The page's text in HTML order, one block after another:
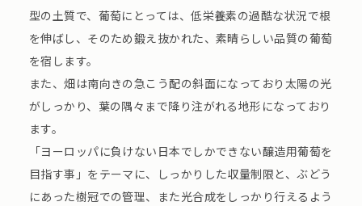
型の土質で、葡萄にとっては、低栄養素の過酷な状況で根
を伸ばし、そのため鍛え抜かれた、素晴らしい品質の葡萄
を宿します。
また、畑は南向きの急こう配の斜面になっており太陽の光
がしっかり、葉の隅々まで降り注がれる地形になっており
ます。
「ヨーロッパに負けない日本でしかできない醸造用葡萄を
目指す事」をテーマに、しっかりした収量制限と、ぶどう
にあった樹冠での管理、また光合成をしっかり行えるよう